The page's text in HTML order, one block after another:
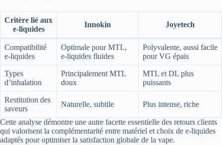
Critère lié aux
e-liquides
Innokin Joyetech
Compatibilité
e-liquides
Optimale pour MTL,
e-liquides fluides
Polyvalente, aussi facile
pour VG épais
Types
d’inhalation
Principalement MTL
doux
MTL et DL plus
puissants
Restitution des
saveurs
Naturelle, subtile Plus intense, riche
Cette analyse démontre une autre facette essentielle des retours clients
qui valorisent la complémentarité entre matériel et choix de e-liquides
adaptés pour optimiser la satisfaction globale de la vape.